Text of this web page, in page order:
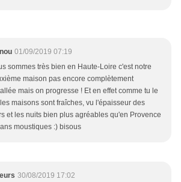
01/09/2019 07:19
sommes très bien en Haute-Loire c'est notre
maison pas encore complètement
mais on progresse ! Et en effet comme tu le
maisons sont fraîches, vu l'épaisseur des
et les nuits bien plus agréables qu'en Provence
moustiques :) bisous
30/08/2019 17:02